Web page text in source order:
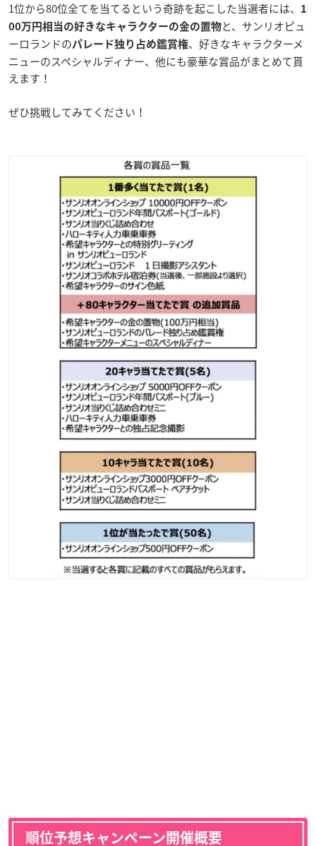
1位から80位全てを当てるという奇跡を起こした当選者には、
1
00万円相当の好きなキャラクターの金の置物と、サンリオピュ
ーロランドのパレード独り占め鑑賞権、好きなキャラクターメ
ニューのスペシャルディナー、他にも豪華な賞品がまとめて貰
えます！
ぜひ挑戦してみてください！
順位予想キャンペーン開催概要